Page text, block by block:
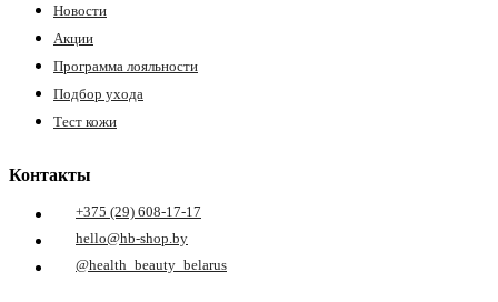
Новости
Акции
Программа лояльности
Подбор ухода
Тест кожи
Контакты
+375 (29) 608-17-17
hello@hb-shop.by
@health_beauty_belarus